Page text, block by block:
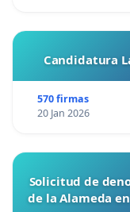
Candidatura
570 firmas
20 Jan 2026
Solicitud de
de la Alameda